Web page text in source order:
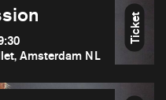
Amsterdam NL
Ticket